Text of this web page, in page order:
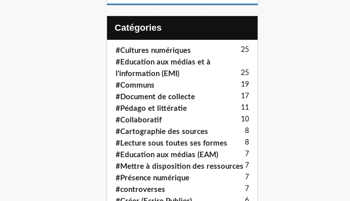
Catégories
#Cultures numériques 25
#Education aux médias et à
l'information (EMI)
25
#Communs 19
#Document de collecte 17
#Pédago et littératie 11
#Collaboratif 10
#Cartographie des sources 8
#Lecture sous toutes ses formes 8
#Education aux médias (EAM) 7
#Mettre à disposition des ressources 7
#Présence numérique 7
#controverses 7